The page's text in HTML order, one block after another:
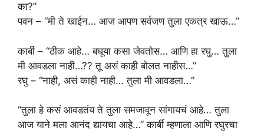
का?”
पवन – “मी ते खाईन… आज आपण सर्वजण तुला एकत्र खाऊ…”
कार्बी – “ठीक आहे… बघूया कसा जेवतोस… आणि हा रघु… तुला
मी आवडला नाही…?? तू असं काही बोलत नाहीस…”
रघु – “नाही, असं काही नाही… तुला मी आवडला…”
“तुला हे कसं आवडतंय ते तुला समजावून सांगायचं आहे… तुला
आज याने मला आनंद द्यायचा आहे…” कार्बी म्हणाला आणि रघुरचा